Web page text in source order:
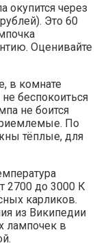
окупится через
Это 60
Оценивайте
в комнате
беспокоиться
не боится
По
тёплые, для
2700 до 3000 К
карликов.
из Википедии
лампочек в